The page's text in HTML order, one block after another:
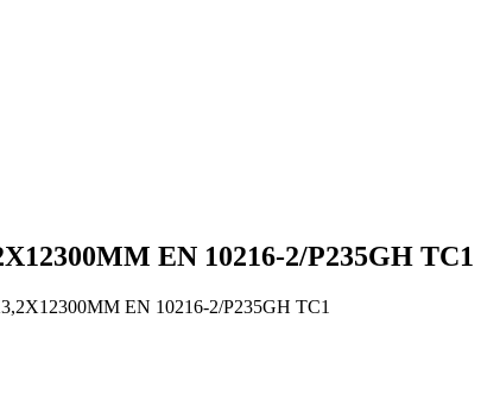
EN 10216-2/P235GH TC1
EN 10216-2/P235GH TC1